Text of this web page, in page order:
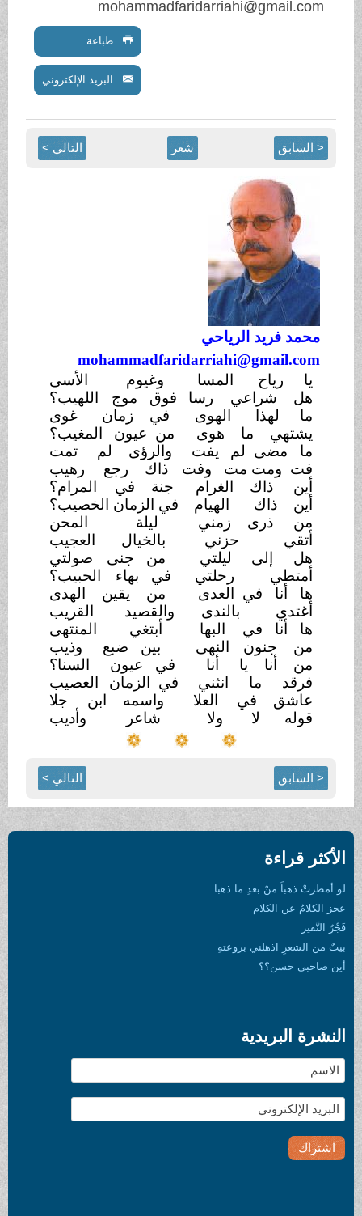
mohammadfaridarriahi@gmail.com
طباعة
البريد الإلكتروني
< السابق شعر التالي >
محمد فريد الرياحي
mohammadfaridarriahi@gmail.com
يا رياح
المسا
هل شراعي
رسا
ما لهذا
الهوى
يشتهي ما هوى
ما مضى لميفت
فت ومت مت وفت
أين ذاك الغرام
أين ذاك
الهيام
من ذرى زمني
أتقي حزني
هل إلى
ليلتي
أمتطي
رحلتي
ها أنا في العدى
أغتدي
بالندى
ها أنا في
البها
من جنونالنهى
من أنا يا
فرقد ما انثني
عاشق في
العلا
قوله لا
وغيوم
الأسى
فوق موج اللهيب؟
في زمان
غوى
من عيونالمغيب؟
والرؤى لم
تمت
ذاك رجع
رهيب
جنة في
المرام؟
في الزمان الخصيب؟
ليلة
المحن
بالخيال
العجيب
من جنى صولتي
في بهاء الحبيب؟
من يقين الهدى
والقصيد
القريب
أبتغي المنتهى
بين ضبع
وذيب
في عيون
السنا؟
في الزمان العصيب
واسمه ابن
جلا
شاعر
وأديب
< السابق التالي >
الأكثر قراءة
لو أمطرتْ ذهباً منْ بعدِ ما ذهبا
عجز الكلامُ عن الكلام
فَجْرُ النَّفير
بيتٌ من الشعرِ اذهلني بروعتهِ
أين صاحبي حسن؟؟
النشرة البريدية